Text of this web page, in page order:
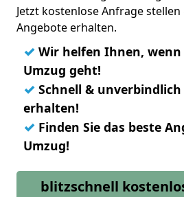
Jetzt kostenlose Anfrage
Angebote erhalten.
✓ Wir helfen Ihnen,
Umzug geht!
✓ Schnell &
erhalten!
✓ Finden Sie das beste
Umzug!
blitzschnell